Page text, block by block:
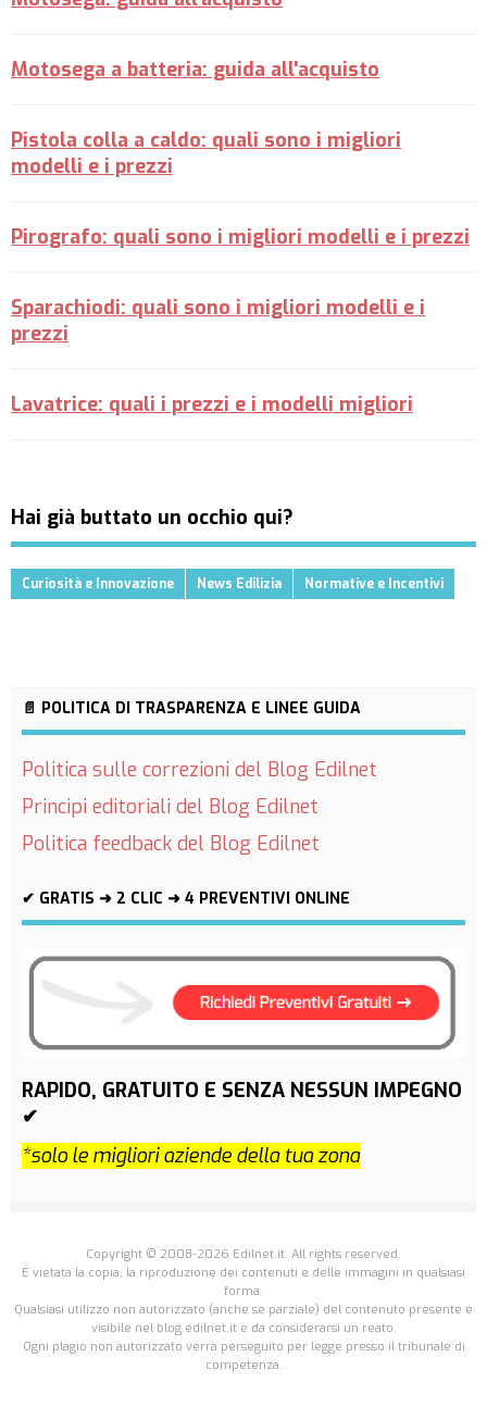
Motosega a batteria: guida all'acquisto
Pistola colla a caldo: quali sono i migliori
modelli e i prezzi
Pirografo: quali sono i migliori modelli e i prezzi
Sparachiodi: quali sono i migliori modelli e i
prezzi
Lavatrice: quali i prezzi e i modelli migliori
Hai già buttato un occhio qui?
Curiosità e Innovazione News Edilizia Normative e Incentivi
📄 POLITICA DI TRASPARENZA E LINEE GUIDA
Politica sulle correzioni del Blog Edilnet
Principi editoriali del Blog Edilnet
Politica feedback del Blog Edilnet
✔ GRATIS ➜ 2 CLIC ➜ 4 PREVENTIVI ONLINE
RAPIDO, GRATUITO E SENZA NESSUN IMPEGNO
✔
*solo le migliori aziende della tua zona
Copyright © 2008-2026 Edilnet.it. All rights reserved.
É vietata la copia, la riproduzione dei contenuti e delle immagini in qualsiasi
forma.
Qualsiasi utilizzo non autorizzato (anche se parziale) del contenuto presente e
visibile nel blog.edilnet.it è da considerarsi un reato.
Ogni plagio non autorizzato verrà perseguito per legge presso il tribunale di
competenza.